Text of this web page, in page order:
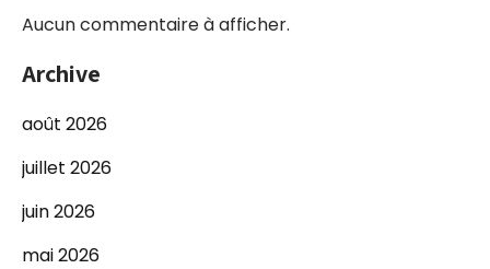
Aucun commentaire à afficher.
Archive
août 2026
juillet 2026
juin 2026
mai 2026